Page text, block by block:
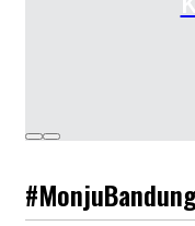
#MonjuBandung